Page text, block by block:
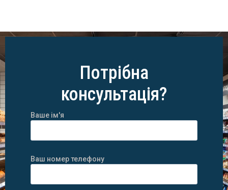
Потрібна
консультація?
Ваше ім'я
Ваш номер телефону